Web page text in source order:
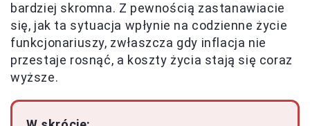
bardziej skromna. Z pewnością zastanawiacie
się, jak ta sytuacja wpłynie na codzienne życie
funkcjonariuszy, zwłaszcza gdy inflacja nie
przestaje rosnąć, a koszty życia stają się coraz
wyższe.